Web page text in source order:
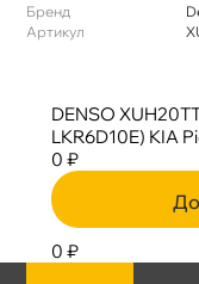
Бренд
Артикул
DENSO
LKR6D10E) KIA
0 ₽
0 ₽